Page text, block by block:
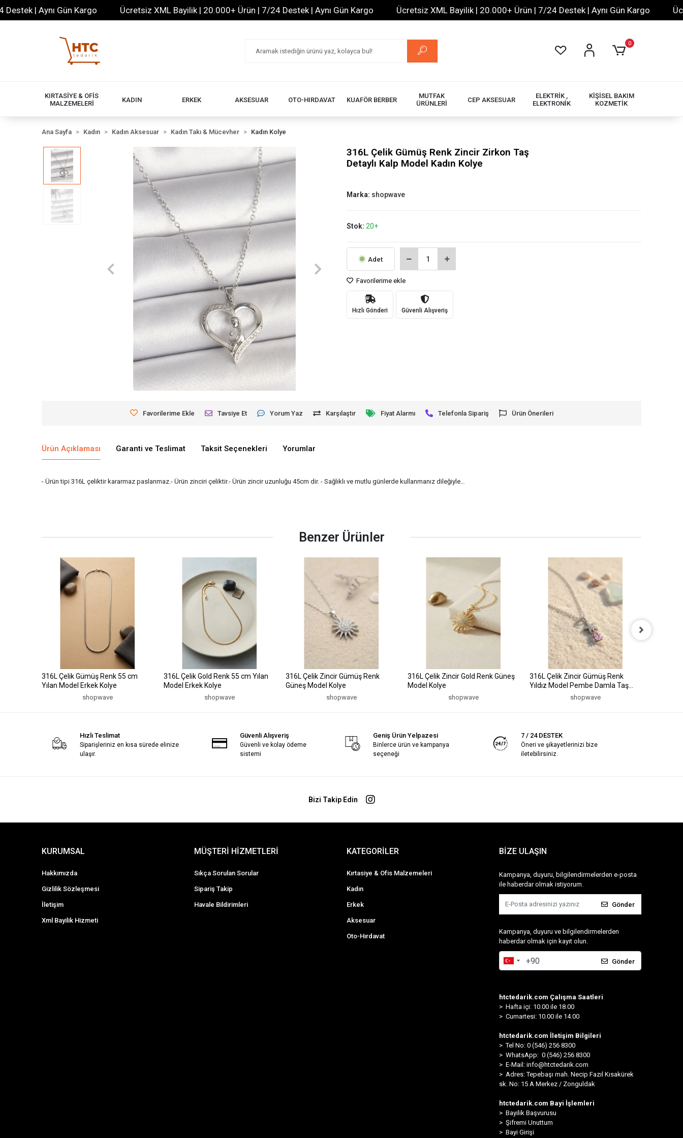
| Aynı Gün Kargo Ücretsiz XML Bayilik | 20.000+ Ürün | 7/24 Destek | Aynı Gün Kargo Ücretsiz XML Bayilik | 20.000+ Ürün | 7/24 Destek | Aynı Gün Kargo
0
KIRTASİYE & OFİS
MALZEMELERİ
KADIN ERKEK AKSESUAR OTO-HIRDAVAT KUAFÖR BERBER
MUTFAK
ÜRÜNLERİ
CEP AKSESUAR
ELEKTRİK ,
ELEKTRONİK
KİŞİSEL BAKIM
KOZMETİK
Ana Sayfa Kadın Kadın Aksesuar Kadın Takı & Mücevher Kadın Kolye
316L Çelik Gümüş Renk Zincir Zirkon Taş
Detaylı Kalp Model Kadın Kolye
Marka: shopwave
Stok: 20+
Adet
Favorilerime ekle
Hızlı Gönderi Güvenli Alışveriş
Favorilerime Ekle Tavsiye Et Yorum Yaz Karşılaştır Fiyat Alarmı Telefonla Sipariş Ürün Önerileri
Ürün Açıklaması Garanti ve Teslimat Taksit Seçenekleri Yorumlar
- Ürün tipi 316L çeliktir kararmaz paslanmaz.- Ürün zinciri çeliktir.- Ürün zincir uzunluğu 45cm dir. - Sağlıklı ve mutlu günlerde kullanmanız dileğiyle…
Benzer Ürünler
316L Çelik Gümüş Renk 55 cm
Yılan Model Erkek Kolye
shopwave
316L Çelik Gold Renk 55 cm Yılan
Model Erkek Kolye
shopwave
316L Çelik Zincir Gümüş Renk
Güneş Model Kolye
shopwave
316L Çelik Zincir Gold Renk Güneş
Model Kolye
shopwave
316L Çelik Zincir Gümüş Renk
Yıldız Model Pembe Damla Taş
shopwave
Hızlı Teslimat
Siparişleriniz en kısa sürede elinize
ulaşır.
Güvenli Alışveriş
Güvenli ve kolay ödeme
sistemi
Geniş Ürün Yelpazesi
Binlerce ürün ve kampanya
seçeneği
7 / 24 DESTEK
Öneri ve şikayetlerinizi bize
iletebilirsiniz.
Bizi Takip Edin
KURUMSAL
Hakkımızda
Gizlilik Sözleşmesi
İletişim
Xml Bayilik Hizmeti
MÜŞTERİ HİZMETLERİ
Sıkça Sorulan Sorular
Sipariş Takip
Havale Bildirimleri
KATEGORİLER
Kırtasiye & Ofis Malzemeleri
Kadın
Erkek
Aksesuar
Oto-Hırdavat
BİZE ULAŞIN
Kampanya, duyuru, bilgilendirmelerden e-posta
ile haberdar olmak istiyorum.
Gönder
Kampanya, duyuru ve bilgilendirmelerden
haberdar olmak için kayıt olun.
Gönder
htctedarik.com Çalışma Saatleri
> Hafta içi: 10.00 ile 18.00
> Cumartesi: 10.00 ile 14.00
htctedarik.com İletişim Bilgileri
> Tel No: 0 (546) 256 8300
> WhatsApp: 0 (546) 256 8300
> E-Mail: info@htctedarik.com
> Adres: Tepebaşı mah. Necip Fazıl Kısakürek
sk. No: 15 A Merkez / Zonguldak
htctedarik.com Bayi İşlemleri
> Bayilik Başvurusu
> Şifremi Unuttum
> Bayi Girişi